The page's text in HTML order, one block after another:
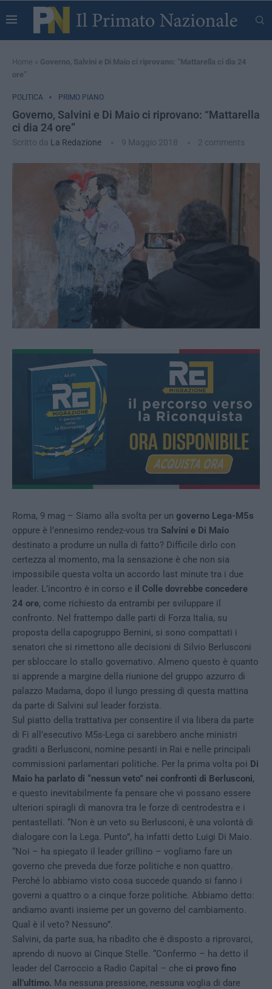
Home » Governo, Salvini e Di Maio ci riprovano: “Mattarella ci dia 24
ore”
POLITICA PRIMO PIANO
Governo, Salvini e Di Maio ci riprovano: “Mattarella
ci dia 24 ore”
Scritto da La Redazione 9 Maggio 2018 2 comments
Roma, 9 mag – Siamo alla svolta per un governo Lega-M5s
oppure è l’ennesimo rendez-vous tra Salvini e Di Maio
destinato a produrre un nulla di fatto? Difficile dirlo con
certezza al momento, ma la sensazione è che non sia
impossibile questa volta un accordo last minute tra i due
leader. L’incontro è in corso e il Colle dovrebbe concedere
24 ore, come richiesto da entrambi per sviluppare il
confronto. Nel frattempo dalle parti di Forza Italia, su
proposta della capogruppo Bernini, si sono compattati i
senatori che si rimettono alle decisioni di Silvio Berlusconi
per sbloccare lo stallo governativo. Almeno questo è quanto
si apprende a margine della riunione del gruppo azzurro di
palazzo Madama, dopo il lungo pressing di questa mattina
da parte di Salvini sul leader forzista.
Sul piatto della trattativa per consentire il via libera da parte
di Fi all’esecutivo M5s-Lega ci sarebbero anche ministri
graditi a Berlusconi, nomine pesanti in Rai e nelle principali
commissioni parlamentari politiche. Per la prima volta poi Di
Maio ha parlato di “nessun veto” nei confronti di Berlusconi,
e questo inevitabilmente fa pensare che vi possano essere
ulteriori spiragli di manovra tra le forze di centrodestra e i
pentastellati. “Non è un veto su Berlusconi, è una volontà di
dialogare con la Lega. Punto”, ha infatti detto Luigi Di Maio.
“Noi – ha spiegato il leader grillino – vogliamo fare un
governo che preveda due forze politiche e non quattro.
Perché lo abbiamo visto cosa succede quando si fanno i
governi a quattro o a cinque forze politiche. Abbiamo detto:
andiamo avanti insieme per un governo del cambiamento.
Qual è il veto? Nessuno”.
Salvini, da parte sua, ha ribadito che è disposto a riprovarci,
aprendo di nuovo ai Cinque Stelle. “Confermo – ha detto il
leader del Carroccio a Radio Capital – che ci provo fino
all’ultimo. Ma nessuna pressione, nessuna voglia di dare